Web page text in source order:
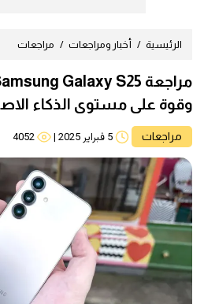
الرئيسية أخبار ومراجعات مراجعات
وقوة على مستوى الذكاء
مراجعات 5 فبراير 2025 |
4052